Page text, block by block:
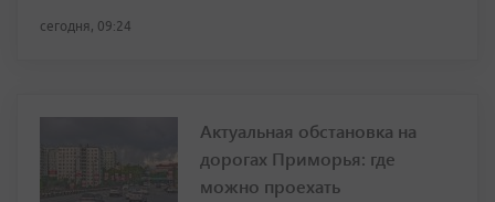
сегодня, 09:24
Актуальная обстановка на
дорогах Приморья: где
можно проехать